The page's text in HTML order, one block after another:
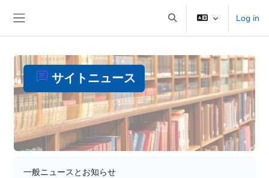
Toggle search inputLog in
サイトニュース
一般ニュースとお知らせ